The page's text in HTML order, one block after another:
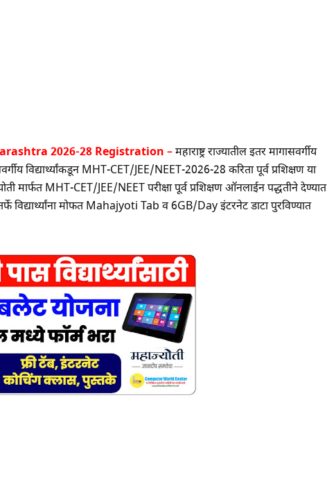
2026-28 Registration –महाराष्ट्र राज्यातील इतर मागासवर्गीय
विद्यार्थ्यांकडून MHT-CET/JEE/NEET-2026-28 करिता पूर्व प्रशिक्षण या
मार्फत MHT-CET/JEE/NEET परीक्षा पूर्व प्रशिक्षण ऑनलाईन पद्धतीने देण्यात
विद्यार्थ्यांना मोफत Mahajyoti Tab व 6GB/Day इंटरनेट डाटा पुरविण्यात